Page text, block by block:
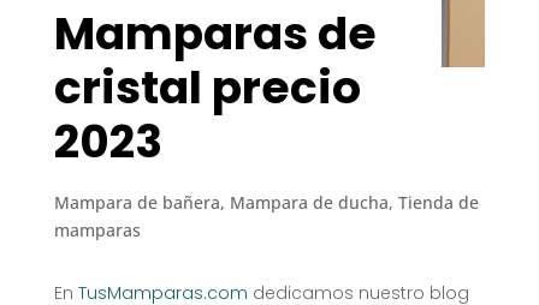
Mamparas de
cristal precio
2023
Mampara de bañera, Mampara de ducha, Tienda de
mamparas
En TusMamparas.com dedicamos nuestro blog